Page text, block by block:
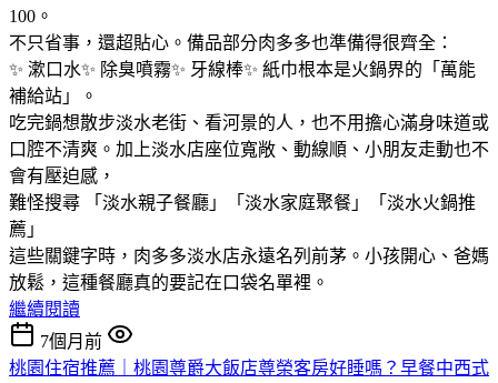
100。
不只省事，還超貼心。備品部分肉多多也準備得很齊全：
✨ 漱口水✨ 除臭噴霧✨ 牙線棒✨ 紙巾根本是火鍋界的「萬能
補給站」。
吃完鍋想散步淡水老街、看河景的人，也不用擔心滿身味道或
口腔不清爽。加上淡水店座位寬敞、動線順、小朋友走動也不
會有壓迫感，
難怪搜尋 「淡水親子餐廳」「淡水家庭聚餐」「淡水火鍋推
薦」
這些關鍵字時，肉多多淡水店永遠名列前茅。小孩開心、爸媽
放鬆，這種餐廳真的要記在口袋名單裡。
繼續閱讀
7個月前
桃園住宿推薦｜桃園尊爵大飯店尊榮客房好睡嗎？早餐中西式